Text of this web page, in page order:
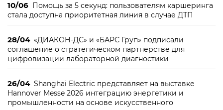
10/06 Помощь за 5 секунд: пользователям каршеринга
стала доступна приоритетная линия в случае ДТП
28/04 «ДИАКОН-ДС» и «БАРС Груп» подписали
соглашение о стратегическом партнерстве для
цифровизации лабораторной диагностики
26/04 Shanghai Electric представляет на выставке
Hannover Messe 2026 интеграцию энергетики и
промышленности на основе искусственного